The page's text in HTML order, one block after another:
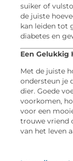
suiker of
de juiste
kan leiden tot
diabetes en
Een Gelukkig
Met de juiste
ondersteun je
dier. Goede
voorkomen,
voor een
trouwe vriend
van het leven